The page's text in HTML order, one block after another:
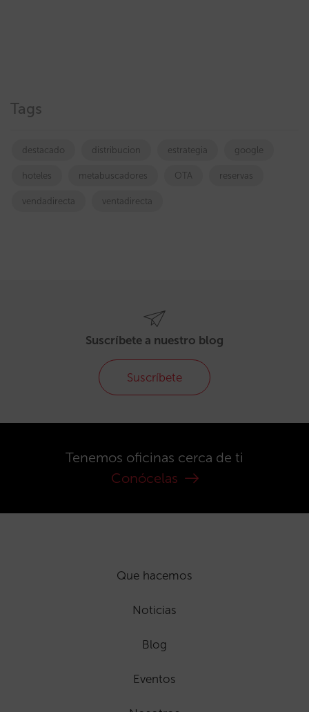
Tags
destacado distribucion estrategia google
hoteles metabuscadores OTA reservas
vendadirecta ventadirecta
Suscríbete a nuestro blog
Suscríbete
Tenemos oficinas cerca de ti
Conócelas
Que hacemos
Noticias
Blog
Eventos